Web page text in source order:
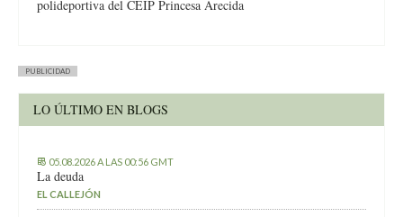
polideportiva del CEIP Princesa Arecida
PUBLICIDAD
LO ÚLTIMO EN BLOGS
05.08.2026 A LAS 00:56 GMT
La deuda
EL CALLEJÓN